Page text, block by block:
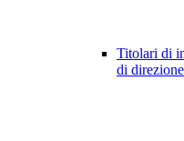
Titolari di
di